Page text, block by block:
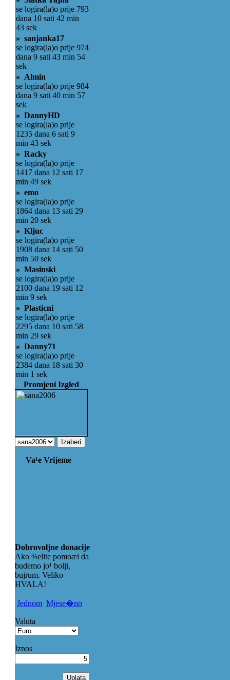
se logira(la)o prije 793
dana 10 sati 42 min
43 sek
» sanjanka17
se logira(la)o prije 974
dana 9 sati 43 min 54
sek
» Almin
se logira(la)o prije 984
dana 9 sati 40 min 57
sek
» DannyHD
se logira(la)o prije
1235 dana 6 sati 9
min 43 sek
» Racky
se logira(la)o prije
1417 dana 12 sati 17
min 49 sek
» emo
se logira(la)o prije
1864 dana 13 sati 29
min 20 sek
» Kljuc
se logira(la)o prije
1908 dana 14 sati 50
min 50 sek
» Masinski
se logira(la)o prije
2100 dana 19 sati 12
min 9 sek
» Plasticni
se logira(la)o prije
2295 dana 10 sati 58
min 29 sek
» Danny71
se logira(la)o prije
2384 dana 18 sati 30
min 1 sek
Promjeni Izgled
Va¹e Vrijeme
Dobrovoljne donacije
Ako ¾elite pomoæi da
budemo jo¹ bolji,
bujrum. Veliko
HVALA!
Jednom Mjese�no
Valuta
Iznos